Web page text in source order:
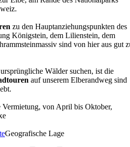
zu den Hauptanziehungspunkten des
Königstein, dem Lilienstein, dem
sind von hier aus gut
Wälder suchen, ist die
auf unserem Elberandweg sind
von April bis Oktober,
Geografische Lage